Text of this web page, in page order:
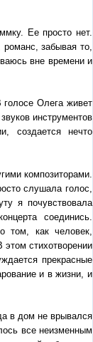
Ее просто нет.
забывая то,
вне времени и
Олега живет
инструментов
создается нечто
композиторами.
слушала голос,
я почувствовала
соединись.
том, как человек,
этом стихотворении
прекрасные
и в жизни, и
в дом не врывался
все неизменным